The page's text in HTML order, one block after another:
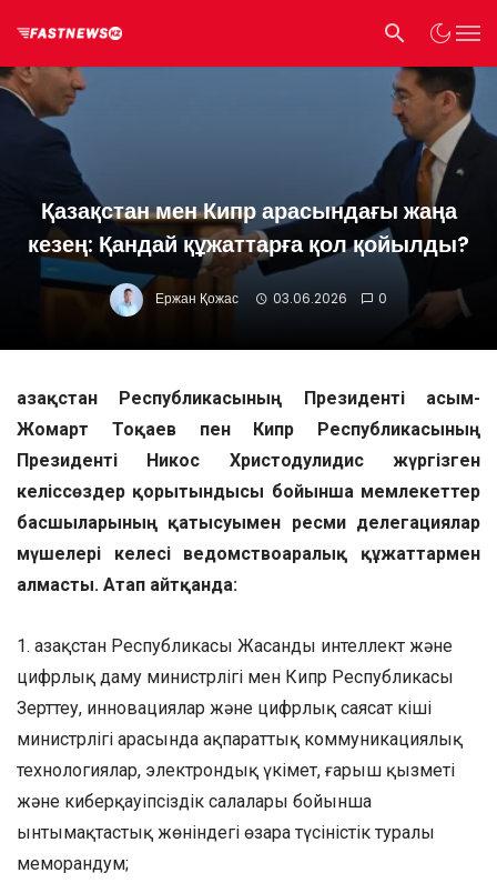
Қазақстан мен Кипр арасындағы жаңа
кезең: Қандай құжаттарға қол қойылды?
Ержан Қожас 03.06.2026 0
Қазақстан Республикасының Президенті Қасым-
Жомарт Тоқаев пен Кипр Республикасының
Президенті Никос Христодулидис жүргізген
келіссөздер қорытындысы бойынша мемлекеттер
басшыларының қатысуымен ресми делегациялар
мүшелері келесі ведомствоаралық құжаттармен
алмасты. Атап айтқанда:
1. Қазақстан Республикасы Жасанды интеллект және
цифрлық даму министрлігі мен Кипр Республикасы
Зерттеу, инновациялар және цифрлық саясат кіші
министрлігі арасында ақпараттық коммуникациялық
технологиялар, электрондық үкімет, ғарыш қызметі
және киберқауіпсіздік салалары бойынша
ынтымақтастық жөніндегі өзара түсіністік туралы
меморандум;